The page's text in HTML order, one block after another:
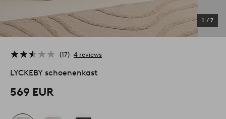
1 / 7
17 4 reviews
LYCKEBY schoenenkast
569 EUR